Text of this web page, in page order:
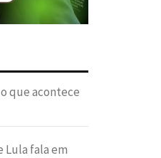
que acontece
Lula fala em